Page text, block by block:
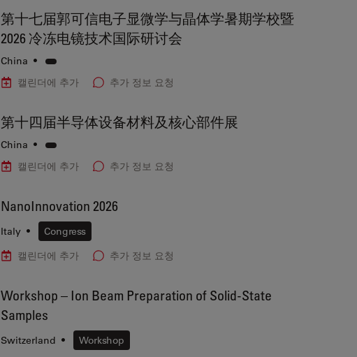
第十七届郭可信电子显微学与晶体学暑期学校暨
2026 冷冻电镜技术国际研讨会
China •
캘린더에 추가
추가 정보 요청
第十四届半导体设备材料及核心部件展
China •
캘린더에 추가
추가 정보 요청
NanoInnovation 2026
Italy •
Congress
캘린더에 추가
추가 정보 요청
Workshop – Ion Beam Preparation of Solid-State
Samples
Switzerland •
Workshop